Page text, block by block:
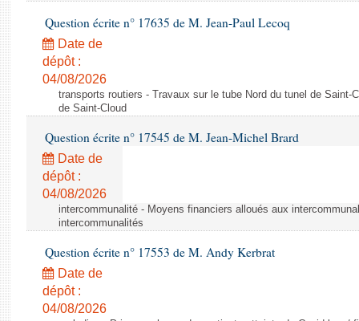
Dossiers législatifs
Budget et sécurité sociale
Questions écrites et orales
Comptes rendus des débats
Question écrite n° 17635 de M. Jean-Paul Lecoq
Date de
dépôt :
04/08/2026
transports routiers - Travaux sur le tube Nord du tunel de Saint-
de Saint-Cloud
Question écrite n° 17545 de M. Jean-Michel Brard
Date de
dépôt :
04/08/2026
intercommunalité - Moyens financiers alloués aux
intercommunalités
Question écrite n° 17553 de M. Andy Kerbrat
Date de
dépôt :
04/08/2026